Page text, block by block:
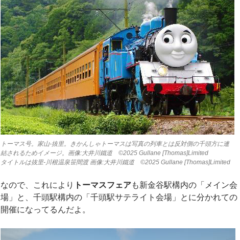
トーマス号。家山-抜里。きかんしゃトーマスは写真の列車とは反対側の千頭方に連
結されるためイメージ。画像:大井川鐵道 ©2025 Gullane [Thomas]Limited
タイトルは抜里-川根温泉笹間渡 画像:大井川鐵道 ©2025 Gullane [Thomas]Limited
なので、これにより トーマスフェアも新金谷駅構内の「メイン会
場」と、千頭駅構内の「千頭駅サテライト会場」とに分かれての
開催になってるんだよ。